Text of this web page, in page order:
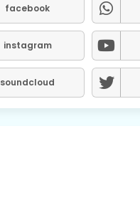
facebook
instagram
soundcloud